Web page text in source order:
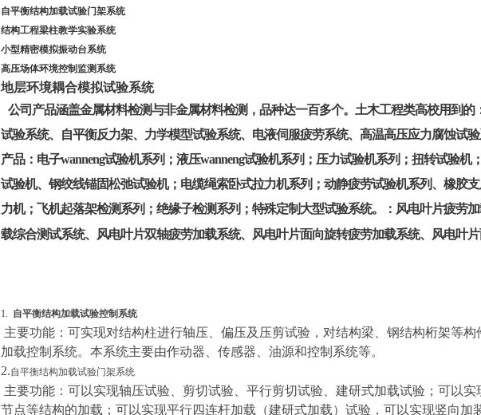
自平衡结构加载试验门架系统
结构工程梁柱教学实验系统
小型精密模拟振动台系统
高压场体环境控制监测系统
地层环境耦合模拟试验系统
公司产品涵盖金属材料检测与非金属材料检测，品种达一百多个。土木工程类高校用到
试验系统、自平衡反力架、力学模型试验系统、电液伺服疲劳系统、高温高压应力腐蚀试
产品：电子wanneng试验机系列；液压wanneng试验机系列；压力试验机系列；扭转试验
试验机、钢绞线锚固松弛试验机；电缆绳索卧式拉力机系列；动静疲劳试验机系列、橡胶
力机；飞机起落架检测系列；绝缘子检测系列；特殊定制大型试验系统。：风电叶片疲劳
载综合测试系统、风电叶片双轴疲劳加载系统、风电叶片面向旋转疲劳加载系统、风电叶
1. 自平衡结构加载试验控制系统
主要功能：可实现对结构柱进行轴压、偏压及压剪试验，对结构梁、钢结构桁架等
加载控制系统。本系统主要由作动器、传感器、油源和控制系统等。
2.自平衡结构加载试验门架系统
主要功能：可以实现轴压试验、剪切试验、平行剪切试验、建研式加载试验；可以实
节点等结构的加载；可以实现平行四连杆加载（建研式加载）试验，可以实现竖向加